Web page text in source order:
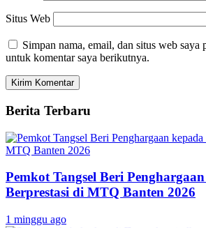
Situs Web
Simpan nama, email, dan situs web saya
untuk komentar saya berikutnya.
Berita Terbaru
Pemkot Tangsel Beri
Berprestasi di MTQ Banten 2026
1 minggu ago